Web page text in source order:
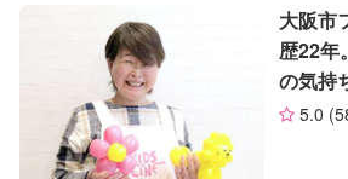
お子様の撮影
（定期特典）
対応不可
サポートの特徴
資格
企業型割引対象
自治体届出済ベ
大阪市
歴22年
の気持
5.0